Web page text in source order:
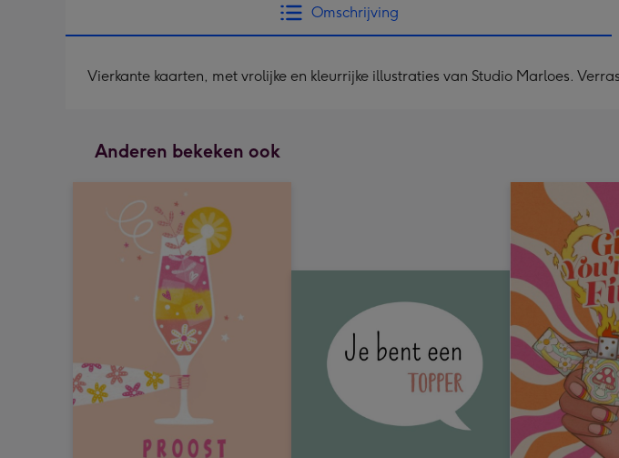
Omschrijving
Vierkante kaarten, met vrolijke en kleurrijke illustraties van Studio Marloes.
Anderen bekeken ook